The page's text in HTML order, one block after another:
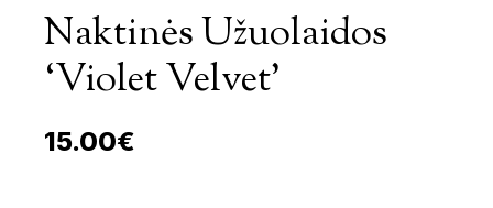
Naktinės Užuolaidos
‘Violet Velvet’
15.00€